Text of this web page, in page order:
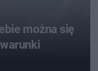
można się